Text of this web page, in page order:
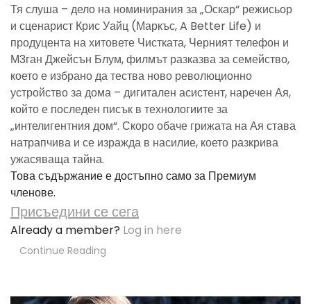
Тя слуша – дело на номинирания за „Оскар“ режисьор
и сценарист Крис Уайц (Маркъс, A Better Life) и
продуцента на хитовете Чистката, Черният телефон и
М3ган Джейсън Блум, филмът разказва за семейство,
което е избрано да тества ново революционно
устройство за дома – дигитален асистент, наречен Ая,
който е последен писък в технологиите за
„интелигентния дом“. Скоро обаче грижата на Ая става
натрапчива и се изражда в насилие, което разкрива
ужасяваща тайна.
Това съдържание е достъпно само за Премиум
членове.
Присъедини се сега
Already a member? Log in here
Continue Reading